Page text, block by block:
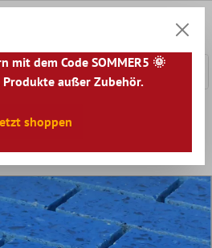
Quarz Blau
mit dem Code SOMMER5 🌞
außer Zubehör.
shoppen